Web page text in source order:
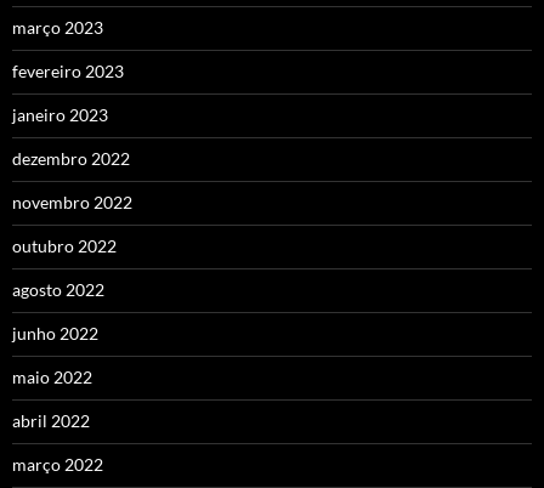
março 2023
fevereiro 2023
janeiro 2023
dezembro 2022
novembro 2022
outubro 2022
agosto 2022
junho 2022
maio 2022
abril 2022
março 2022